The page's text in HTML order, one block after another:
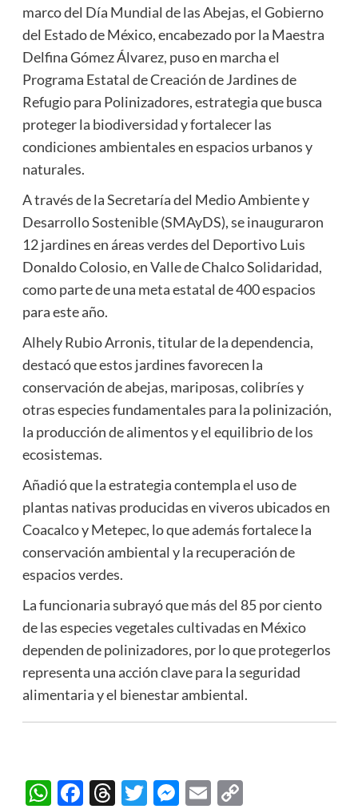
marco del Día Mundial de las Abejas, el Gobierno
del Estado de México, encabezado por la Maestra
Delfina Gómez Álvarez, puso en marcha el
Programa Estatal de Creación de Jardines de
Refugio para Polinizadores, estrategia que busca
proteger la biodiversidad y fortalecer las
condiciones ambientales en espacios urbanos y
naturales.
A través de la Secretaría del Medio Ambiente y
Desarrollo Sostenible (SMAyDS), se inauguraron
12 jardines en áreas verdes del Deportivo Luis
Donaldo Colosio, en Valle de Chalco Solidaridad,
como parte de una meta estatal de 400 espacios
para este año.
Alhely Rubio Arronis, titular de la dependencia,
destacó que estos jardines favorecen la
conservación de abejas, mariposas, colibríes y
otras especies fundamentales para la polinización,
la producción de alimentos y el equilibrio de los
ecosistemas.
Añadió que la estrategia contempla el uso de
plantas nativas producidas en viveros ubicados en
Coacalco y Metepec, lo que además fortalece la
conservación ambiental y la recuperación de
espacios verdes.
La funcionaria subrayó que más del 85 por ciento
de las especies vegetales cultivadas en México
dependen de polinizadores, por lo que protegerlos
representa una acción clave para la seguridad
alimentaria y el bienestar ambiental.
WhatsApp
Facebook
Threads
Twitter
Messenger
EmailCopy